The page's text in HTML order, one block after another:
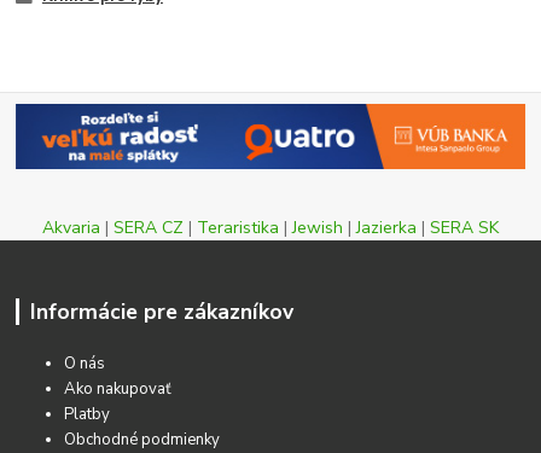
Akvaria | SERA CZ | Teraristika |Jewish |Jazierka | SERA SK
Informácie pre zákazníkov
O nás
Ako nakupovať
Platby
Obchodné podmienky